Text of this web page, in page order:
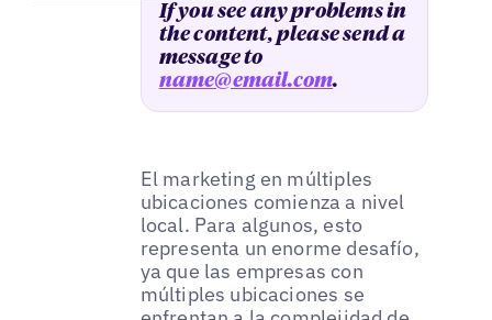
If you see any problems in
the content, please send a
message to
name@email.com.
El marketing en múltiples
ubicaciones comienza a nivel
local. Para algunos, esto
representa un enorme desafío,
ya que las empresas con
múltiples ubicaciones se